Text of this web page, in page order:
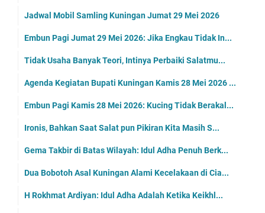
Jadwal Mobil Samling Kuningan Jumat 29 Mei 2026
Embun Pagi Jumat 29 Mei 2026: Jika Engkau Tidak In...
Tidak Usaha Banyak Teori, Intinya Perbaiki Salatmu...
Agenda Kegiatan Bupati Kuningan Kamis 28 Mei 2026 ...
Embun Pagi Kamis 28 Mei 2026: Kucing Tidak Berakal...
Ironis, Bahkan Saat Salat pun Pikiran Kita Masih S...
Gema Takbir di Batas Wilayah: Idul Adha Penuh Berk...
Dua Bobotoh Asal Kuningan Alami Kecelakaan di Cia...
H Rokhmat Ardiyan: Idul Adha Adalah Ketika Keikhl...